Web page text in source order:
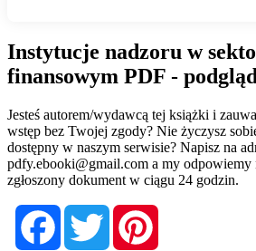
Instytucje nadzoru w
finansowym PDF -
Jesteś autorem/wydawcą tej książki i
wstęp bez Twojej zgody? Nie życzysz
dostępny w naszym serwisie? Napisz na
pdfy.ebooki@gmail.com a my odpowiemy
zgłoszony dokument w ciągu 24 godzin.
FacebookTwitter